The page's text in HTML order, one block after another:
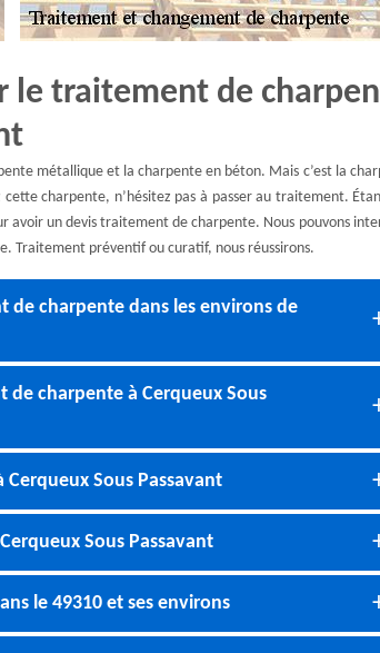
le traitement de
métallique et la charpente en béton. Mais c’est la
charpente, n’hésitez pas à passer au traitement.
avoir un devis traitement de charpente. Nous pouvons
Traitement préventif ou curatif, nous réussirons.
de charpente dans les environs de
de charpente à Cerqueux Sous
Sous Passavant
Sous Passavant
le 49310 et ses environs